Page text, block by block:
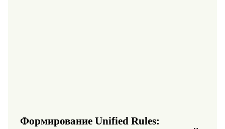
Формирование Unified Rules: